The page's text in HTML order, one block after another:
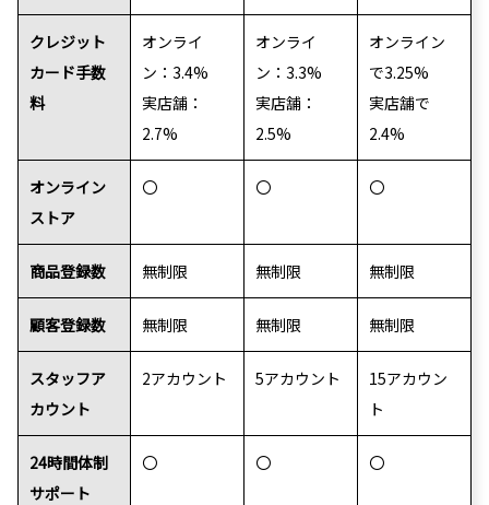
クレジット
カード手数
料
オンライ
ン：3.4%
実店舗：
2.7%
オンライ
ン：3.3%
実店舗：
2.5%
オンライン
で3.25%
実店舗で
2.4%
オンライン
ストア
〇 〇 〇
商品登録数 無制限 無制限 無制限
顧客登録数 無制限 無制限 無制限
スタッフア
カウント
2アカウント 5アカウント
15アカウン
ト
24時間体制
サポート
〇 〇 〇